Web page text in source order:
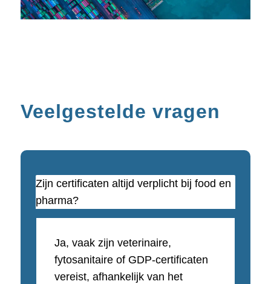
Veelgestelde vragen
Zijn certificaten altijd verplicht bij food en
pharma?
Ja, vaak zijn veterinaire,
fytosanitaire of GDP-certificaten
vereist, afhankelijk van het